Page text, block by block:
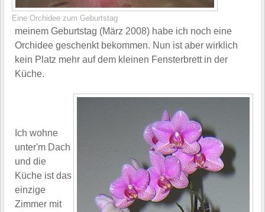
Eine Orchidee zum Geburtstag
meinem Geburtstag (März 2008) habe ich noch eine
Orchidee geschenkt bekommen. Nun ist aber wirklich
kein Platz mehr auf dem kleinen Fensterbrett in der
Küche.
Ich wohne
unter'm Dach
und die
Küche ist das
einzige
Zimmer mit